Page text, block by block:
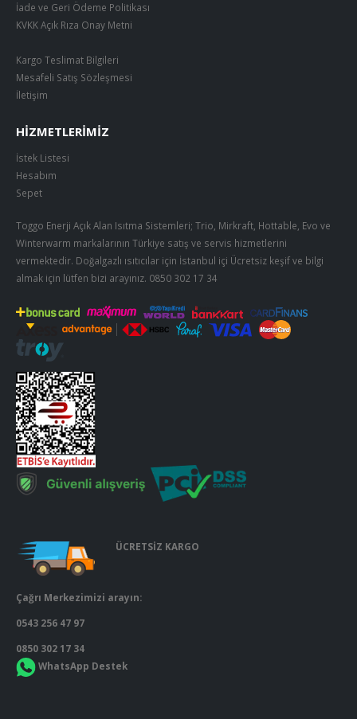
İade ve Geri Ödeme Politikası
KVKK Açık Rıza Onay Metni
Kargo Teslimat Bilgileri
Mesafeli Satış Sözleşmesi
İletişim
HIZMETLERIMIZ
İstek Listesi
Hesabım
Sepet
Toggo Enerji Açık Alan Isıtma Sistemleri; Trio, Mirkraft, Hottable, Evo ve
Winterwarm markalarının Türkiye satış ve servis hizmetlerini
vermektedir. Doğalgazlı ısıtıcılar için İstanbul içi Ücretsiz keşif ve bilgi
almak için lütfen bizi arayınız. 0850 302 17 34
ÜCRETSİZ KARGO
Çağrı Merkezimizi arayın:
0543 256 47 97
0850 302 17 34
WhatsApp Destek